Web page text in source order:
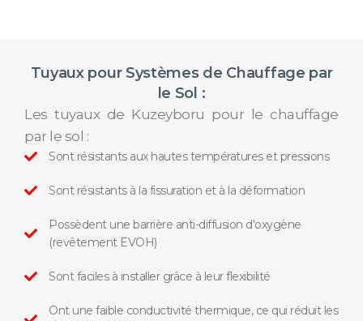
Tuyaux pour Systèmes de Chauffage par
le Sol :
Les tuyaux de Kuzeyboru pour le chauffage
par le sol :
Sont résistants aux hautes températures et pressions
Sont résistants à la fissuration et à la déformation
Possèdent une barrière anti-diffusion d'oxygène
(revêtement EVOH)
Sont faciles à installer grâce à leur flexibilité
Ont une faible conductivité thermique, ce qui réduit les